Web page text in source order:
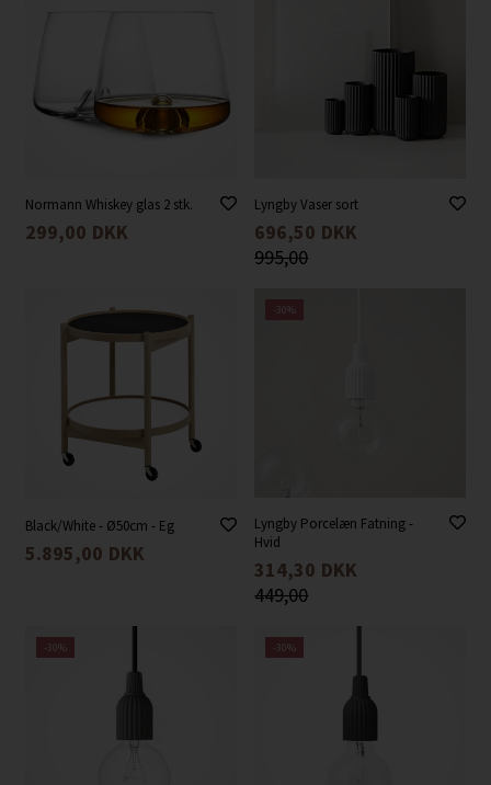
Normann Whiskey glas 2 stk.
299,00 DKK
Lyngby Vaser sort
696,50 DKK
995,00
Black/White - Ø50cm - Eg
5.895,00 DKK
-30%
Lyngby Porcelæn Fatning -
Hvid
314,30 DKK
449,00
-30% -30%